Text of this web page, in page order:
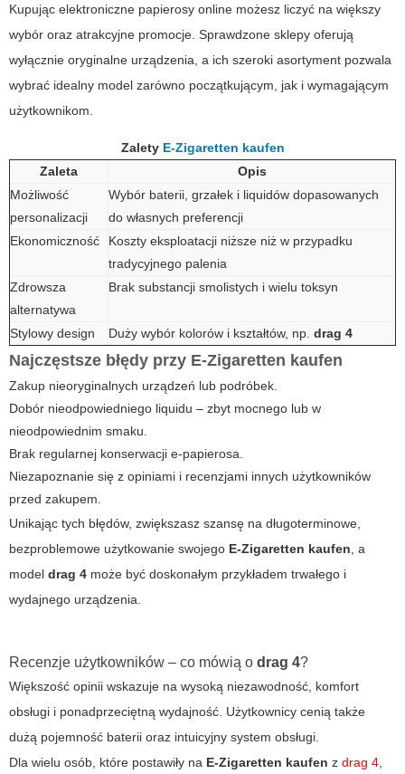
Kupując elektroniczne papierosy online możesz liczyć na większy
wybór oraz atrakcyjne promocje. Sprawdzone sklepy oferują
wyłącznie oryginalne urządzenia, a ich szeroki asortyment pozwala
wybrać idealny model zarówno początkującym, jak i wymagającym
użytkownikom.
Zalety E-Zigaretten kaufen
Zaleta
Opis
Możliwość
personalizacji
Wybór baterii, grzałek i liquidów dopasowanych
do własnych preferencji
Ekonomiczność
Koszty eksploatacji niższe niż w przypadku
tradycyjnego palenia
Zdrowsza
alternatywa
Brak substancji smolistych i wielu toksyn
Stylowy design Duży wybór kolorów i kształtów, np. drag 4
Najczęstsze błędy przy E-Zigaretten kaufen
Zakup nieoryginalnych urządzeń lub podróbek.
Dobór nieodpowiedniego liquidu – zbyt mocnego lub w
nieodpowiednim smaku.
Brak regularnej konserwacji e-papierosa.
Niezapoznanie się z opiniami i recenzjami innych użytkowników
przed zakupem.
Unikając tych błędów, zwiększasz szansę na długoterminowe,
bezproblemowe użytkowanie swojego E-Zigaretten kaufen , a
model drag 4 może być doskonałym przykładem trwałego i
wydajnego urządzenia.
Recenzje użytkowników – co mówią o drag 4?
Większość opinii wskazuje na wysoką niezawodność, komfort
obsługi i ponadprzeciętną wydajność. Użytkownicy cenią także
dużą pojemność baterii oraz intuicyjny system obsługi.
Dla wielu osób, które postawiły na E-Zigaretten kaufen z drag 4